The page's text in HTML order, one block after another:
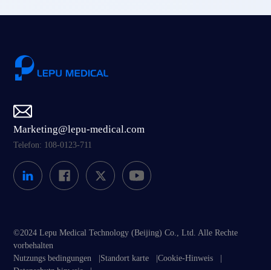
Marketing@lepu-medical.com
Telefon: 108-0123-711
©2024 Lepu Medical Technology (Beijing) Co., Ltd. Alle Rechte
vorbehalten
Nutzungs bedingungen
Standort karte |Cookie-Hinweis